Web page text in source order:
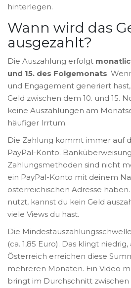
hinterlegen.
Wann wird das
ausgezahlt?
Die Auszahlung erfolgt
und 15. des Folgemonats.
und Engagement generiert
Geld zwischen dem 10. und 15.
keine Auszahlungen am
häufiger Irrtum.
Die Zahlung kommt immer auf
PayPal-Konto.
Zahlungsmethoden sind nicht
ein PayPal-Konto mit deinem
österreichischen Adresse
nutzt, kannst du kein Geld
viele Views du hast.
Die
(ca. 1,85 Euro). Das klingt
Österreich erreichen diese
mehreren Monaten. Ein Video
bringt im Durchschnitt zwischen